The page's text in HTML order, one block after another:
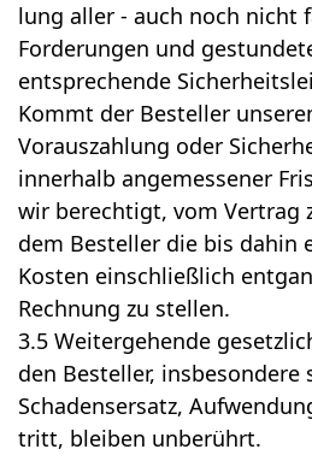
lung aller - auch noch nicht
Forderungen und
entsprechende
Kommt der Besteller
Vorauszahlung oder
innerhalb angemessener
wir berechtigt, vom Vertrag
dem Besteller die bis dahin
Kosten einschließlich
Rechnung zu stellen.
3.5 Weitergehende
den Besteller, insbesondere
Schadensersatz,
tritt, bleiben unberührt.